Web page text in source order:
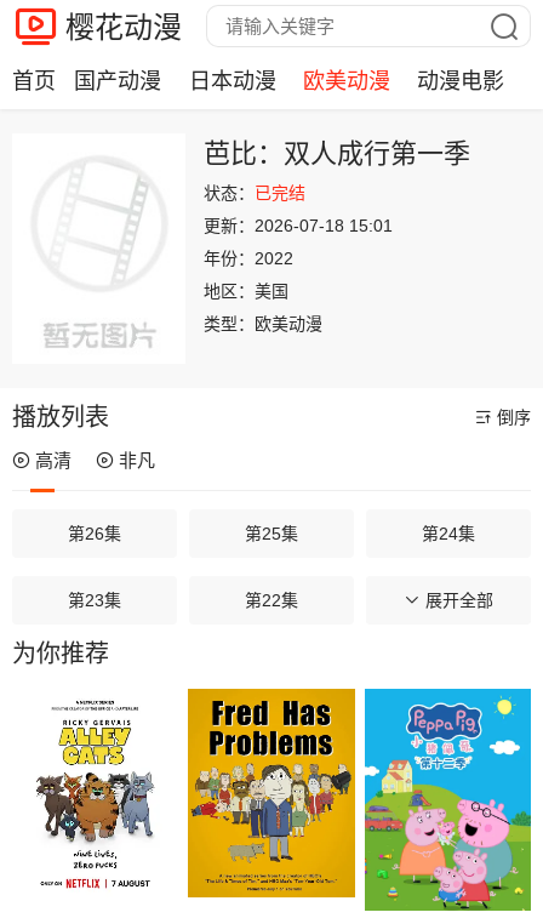
樱花动漫
首页 国产动漫 日本动漫 欧美动漫 动漫电影
芭比：双人成行第一季
状态： 已完结
更新： 2026-07-18 15:01
年份： 2022
地区： 美国
类型：
欧美动漫
播放列表 倒序
高清 非凡
第26集 第25集 第24集
第23集 第22集 第21集
第20集
第17集 第16集 第15集
第14集 第13集 第12集
第11集 第10集 第09集
展开全部
为你推荐